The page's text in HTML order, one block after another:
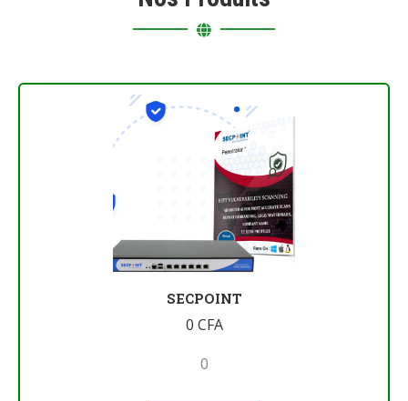
SECPOINT
0 CFA
0